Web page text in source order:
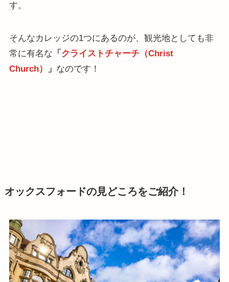
す。
そんなカレッジの1つにあるのが、観光地としても非
常に有名な 「 クライストチャーチ（Christ
Church）
」 なのです！
オックスフォードの見どころをご紹介！